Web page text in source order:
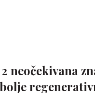
neočekivana